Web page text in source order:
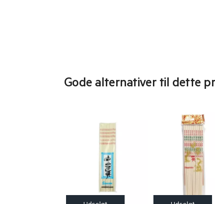
Gode alternativer til dette